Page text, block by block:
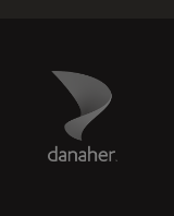
Danaher Logo